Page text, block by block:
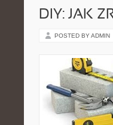
DIY: JAK
POSTED BY ADMIN